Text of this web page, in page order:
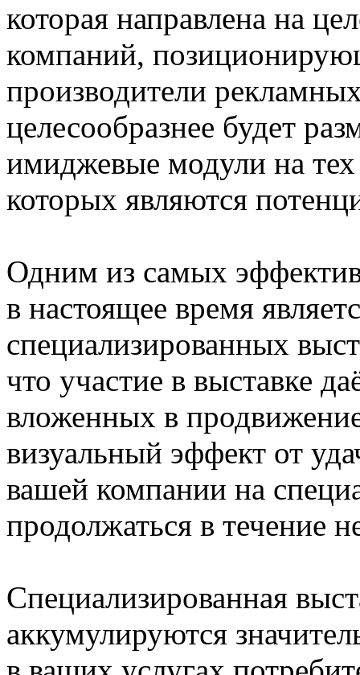
которая направлена на
компаний,
производители
целесообразнее будет
имиджевые модули на тех
которых являются
Одним из самых
в настоящее время
специализированных
что участие в выставке
вложенных в
визуальный эффект от
вашей компании на
продолжаться в течение
Специализированная
аккумулируются